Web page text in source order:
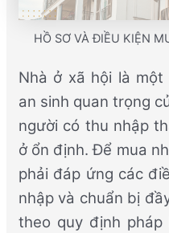
HỒ SƠ VÀ ĐIỀU KIỆN
Nhà ở xã hội là
an sinh quan trọng
người có thu nhập
ở ổn định. Để mua
phải đáp ứng các
nhập và chuẩn bị
theo quy định pháp